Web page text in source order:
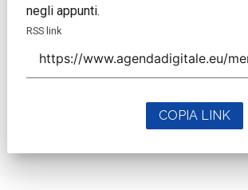
negli appunti.
RSS link
COPIA LINK